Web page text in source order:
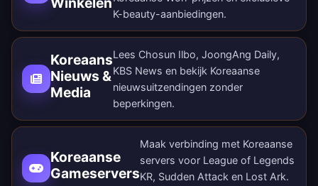
K-beauty-aanbiedingen.
Koreaans
Nieuws &
Media
Lees Chosun Ilbo, JoongAng Daily,
KBS News en bekijk Koreaanse
nieuwsuitzendingen zonder
beperkingen.
Koreaanse
Gameservers
Maak verbinding met Koreaanse
servers voor League of Legends
KR, Sudden Attack en Lost Ark.